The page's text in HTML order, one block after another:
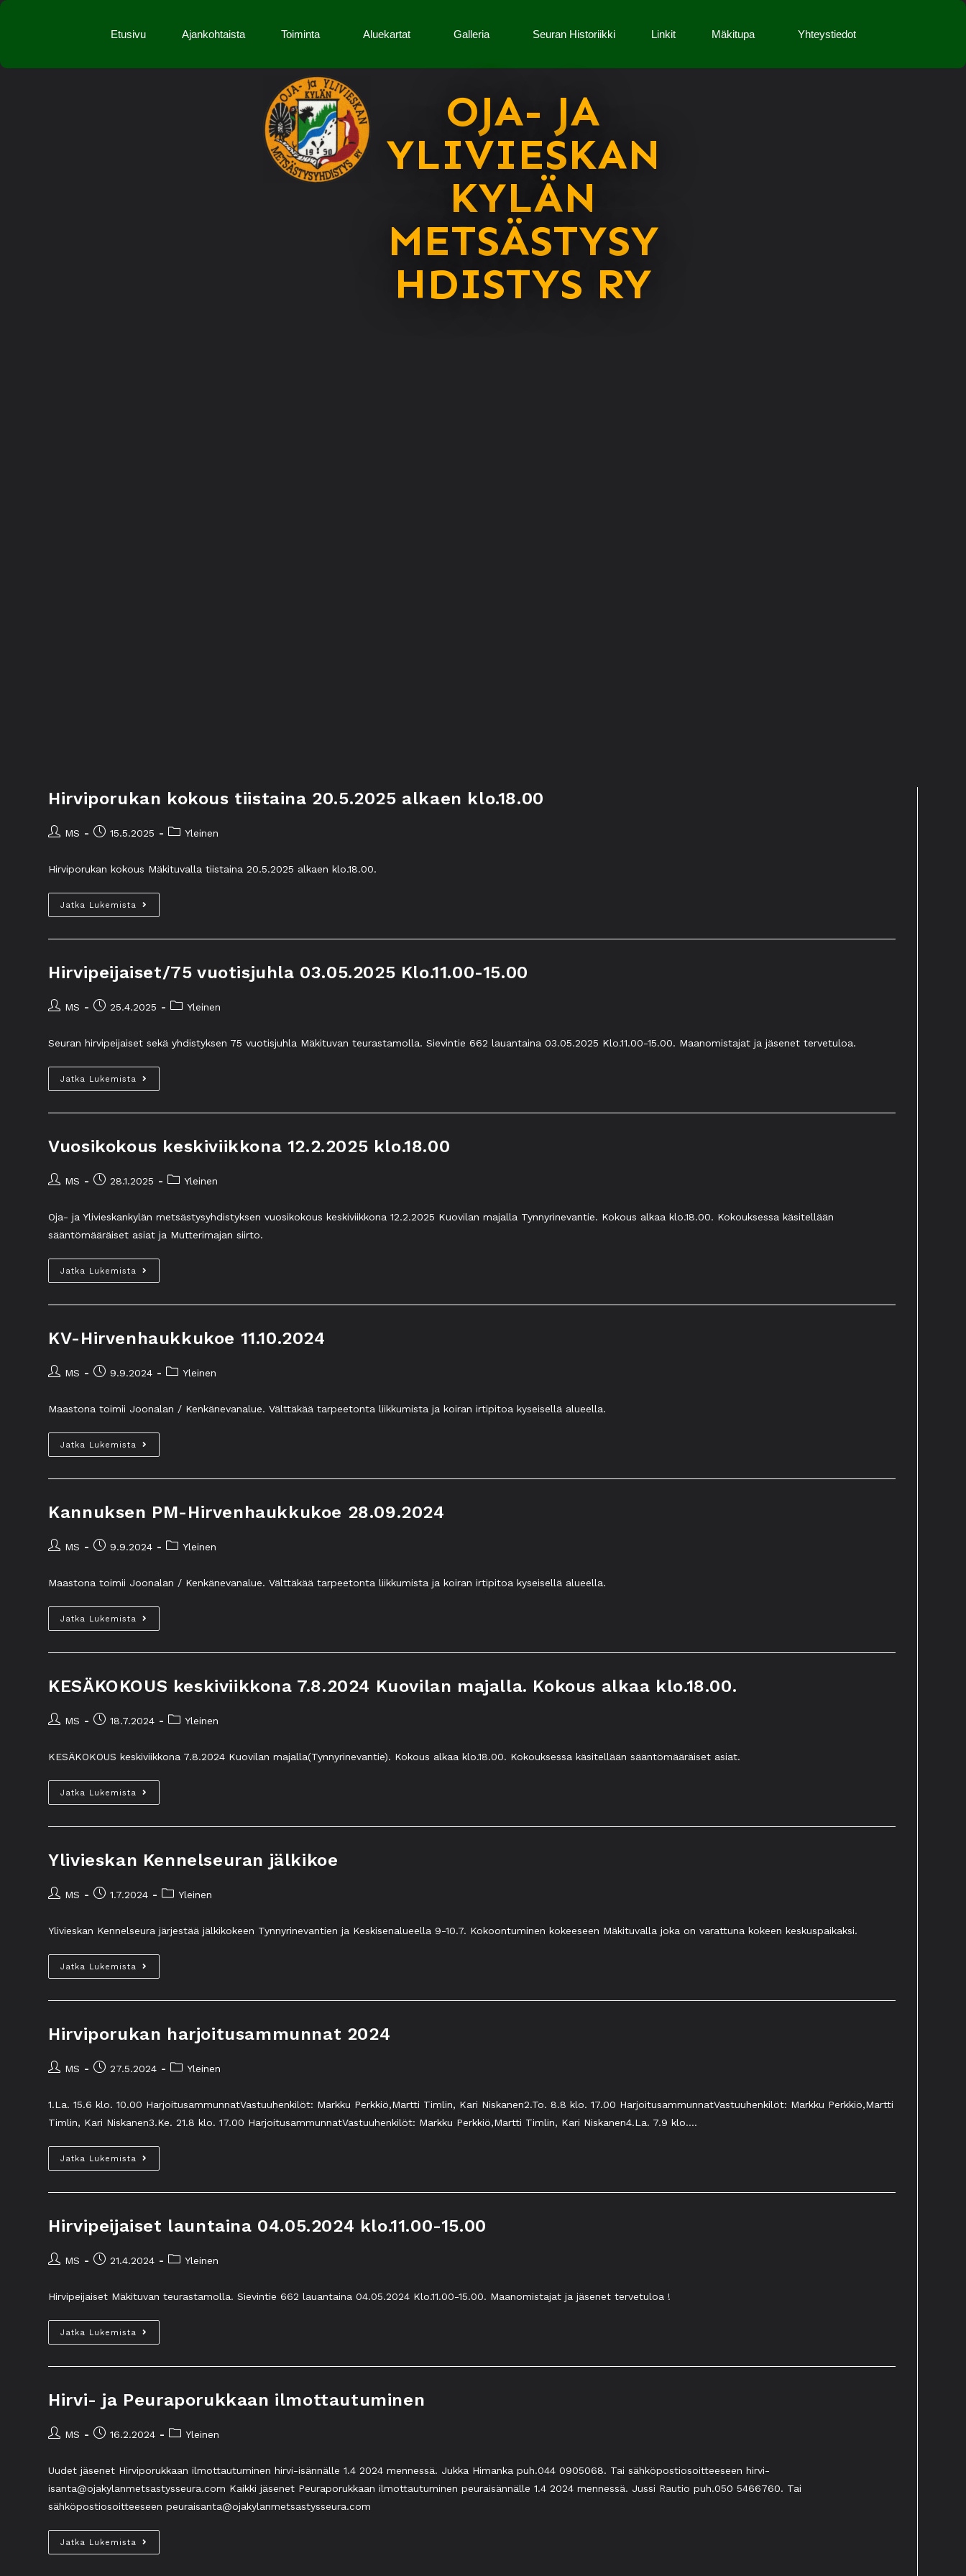
Etusivu Ajankohtaista Toiminta Aluekartat Galleria Seuran Historiikki Linkit Mäkitupa Yhteystiedot
OJA- JA
YLIVIESKAN
KYLÄN
METSÄSTYSY
HDISTYS RY
Hirviporukan kokous tiistaina 20.5.2025 alkaen klo.18.00
MS 15.5.2025 Yleinen
Hirviporukan kokous Mäkituvalla tiistaina 20.5.2025 alkaen klo.18.00.
Jatka Lukemista
Hirvipeijaiset/75 vuotisjuhla 03.05.2025 Klo.11.00-15.00
MS 25.4.2025 Yleinen
Seuran hirvipeijaiset sekä yhdistyksen 75 vuotisjuhla Mäkituvan teurastamolla. Sievintie 662 lauantaina 03.05.2025 Klo.11.00-15.00. Maanomistajat ja jäsenet tervetuloa.
Jatka Lukemista
Vuosikokous keskiviikkona 12.2.2025 klo.18.00
MS 28.1.2025 Yleinen
Oja- ja Ylivieskankylän metsästysyhdistyksen vuosikokous keskiviikkona 12.2.2025 Kuovilan majalla Tynnyrinevantie. Kokous alkaa klo.18.00. Kokouksessa käsitellään
sääntömääräiset asiat ja Mutterimajan siirto.
Jatka Lukemista
KV-Hirvenhaukkukoe 11.10.2024
MS 9.9.2024 Yleinen
Maastona toimii Joonalan / Kenkänevanalue. Välttäkää tarpeetonta liikkumista ja koiran irtipitoa kyseisellä alueella.
Jatka Lukemista
Kannuksen PM-Hirvenhaukkukoe 28.09.2024
MS 9.9.2024 Yleinen
Maastona toimii Joonalan / Kenkänevanalue. Välttäkää tarpeetonta liikkumista ja koiran irtipitoa kyseisellä alueella.
Jatka Lukemista
KESÄKOKOUS keskiviikkona 7.8.2024 Kuovilan majalla. Kokous alkaa klo.18.00.
MS 18.7.2024 Yleinen
KESÄKOKOUS keskiviikkona 7.8.2024 Kuovilan majalla(Tynnyrinevantie). Kokous alkaa klo.18.00. Kokouksessa käsitellään sääntömääräiset asiat.
Jatka Lukemista
Ylivieskan Kennelseuran jälkikoe
MS 1.7.2024 Yleinen
Ylivieskan Kennelseura järjestää jälkikokeen Tynnyrinevantien ja Keskisenalueella 9-10.7. Kokoontuminen kokeeseen Mäkituvalla joka on varattuna kokeen keskuspaikaksi.
Jatka Lukemista
Hirviporukan harjoitusammunnat 2024
MS 27.5.2024 Yleinen
1.La. 15.6 klo. 10.00 HarjoitusammunnatVastuuhenkilöt: Markku Perkkiö,Martti Timlin, Kari Niskanen2.To. 8.8 klo. 17.00 HarjoitusammunnatVastuuhenkilöt: Markku Perkkiö,Martti
Timlin, Kari Niskanen3.Ke. 21.8 klo. 17.00 HarjoitusammunnatVastuuhenkilöt: Markku Perkkiö,Martti Timlin, Kari Niskanen4.La. 7.9 klo.…
Jatka Lukemista
Hirvipeijaiset launtaina 04.05.2024 klo.11.00-15.00
MS 21.4.2024 Yleinen
Hirvipeijaiset Mäkituvan teurastamolla. Sievintie 662 lauantaina 04.05.2024 Klo.11.00-15.00. Maanomistajat ja jäsenet tervetuloa !
Jatka Lukemista
Hirvi- ja Peuraporukkaan ilmottautuminen
MS 16.2.2024 Yleinen
Uudet jäsenet Hirviporukkaan ilmottautuminen hirvi-isännälle 1.4 2024 mennessä. Jukka Himanka puh.044 0905068. Tai sähköpostiosoitteeseen hirvi-
isanta@ojakylanmetsastysseura.com Kaikki jäsenet Peuraporukkaan ilmottautuminen peuraisännälle 1.4 2024 mennessä. Jussi Rautio puh.050 5466760. Tai
sähköpostiosoitteeseen peuraisanta@ojakylanmetsastysseura.com
Jatka Lukemista